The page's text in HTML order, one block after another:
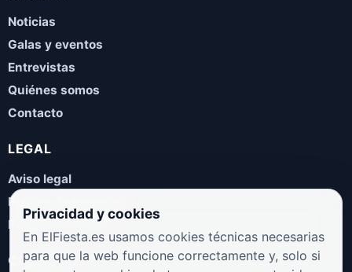
Noticias
Galas y eventos
Entrevistas
Quiénes somos
Contacto
LEGAL
Aviso legal
Política de privacidad
Política de cookies
COLABORA
Privacidad y cookies
En ElFiesta.es usamos cookies técnicas necesarias
para que la web funcione correctamente y, solo si